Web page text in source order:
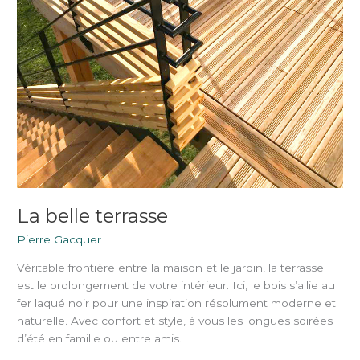
La belle terrasse
Pierre Gacquer
Véritable frontière entre la maison et le jardin, la terrasse
est le prolongement de votre intérieur. Ici, le bois s’allie au
fer laqué noir pour une inspiration résolument moderne et
naturelle. Avec confort et style, à vous les longues soirées
d’été en famille ou entre amis.